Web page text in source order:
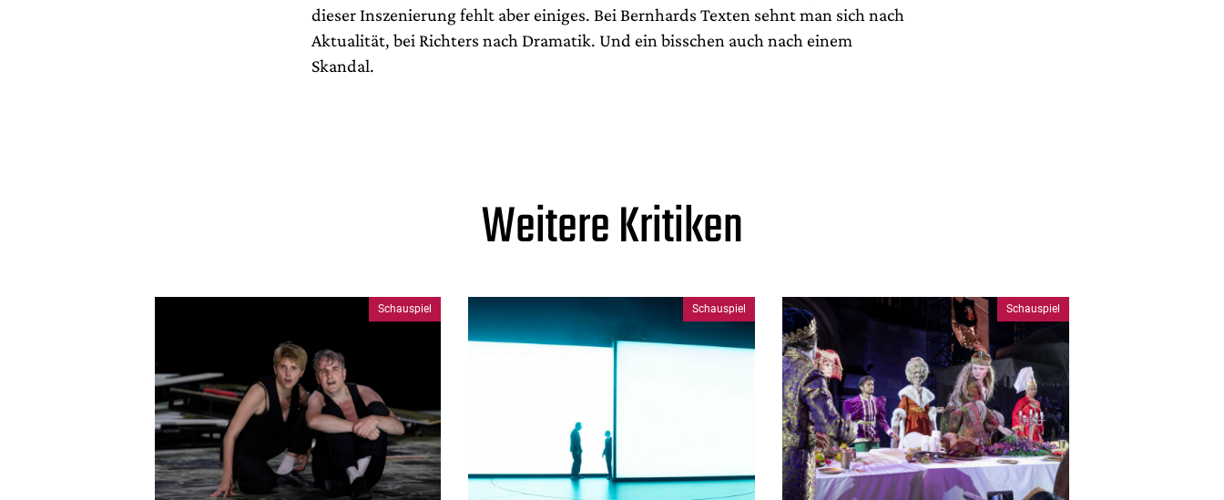
dieser Inszenierung fehlt aber einiges. Bei Bernhards Texten sehnt man sich nach
Aktualität, bei Richters nach Dramatik. Und ein bisschen auch nach einem
Skandal.
Weitere Kritiken
Schauspiel Schauspiel Schauspiel